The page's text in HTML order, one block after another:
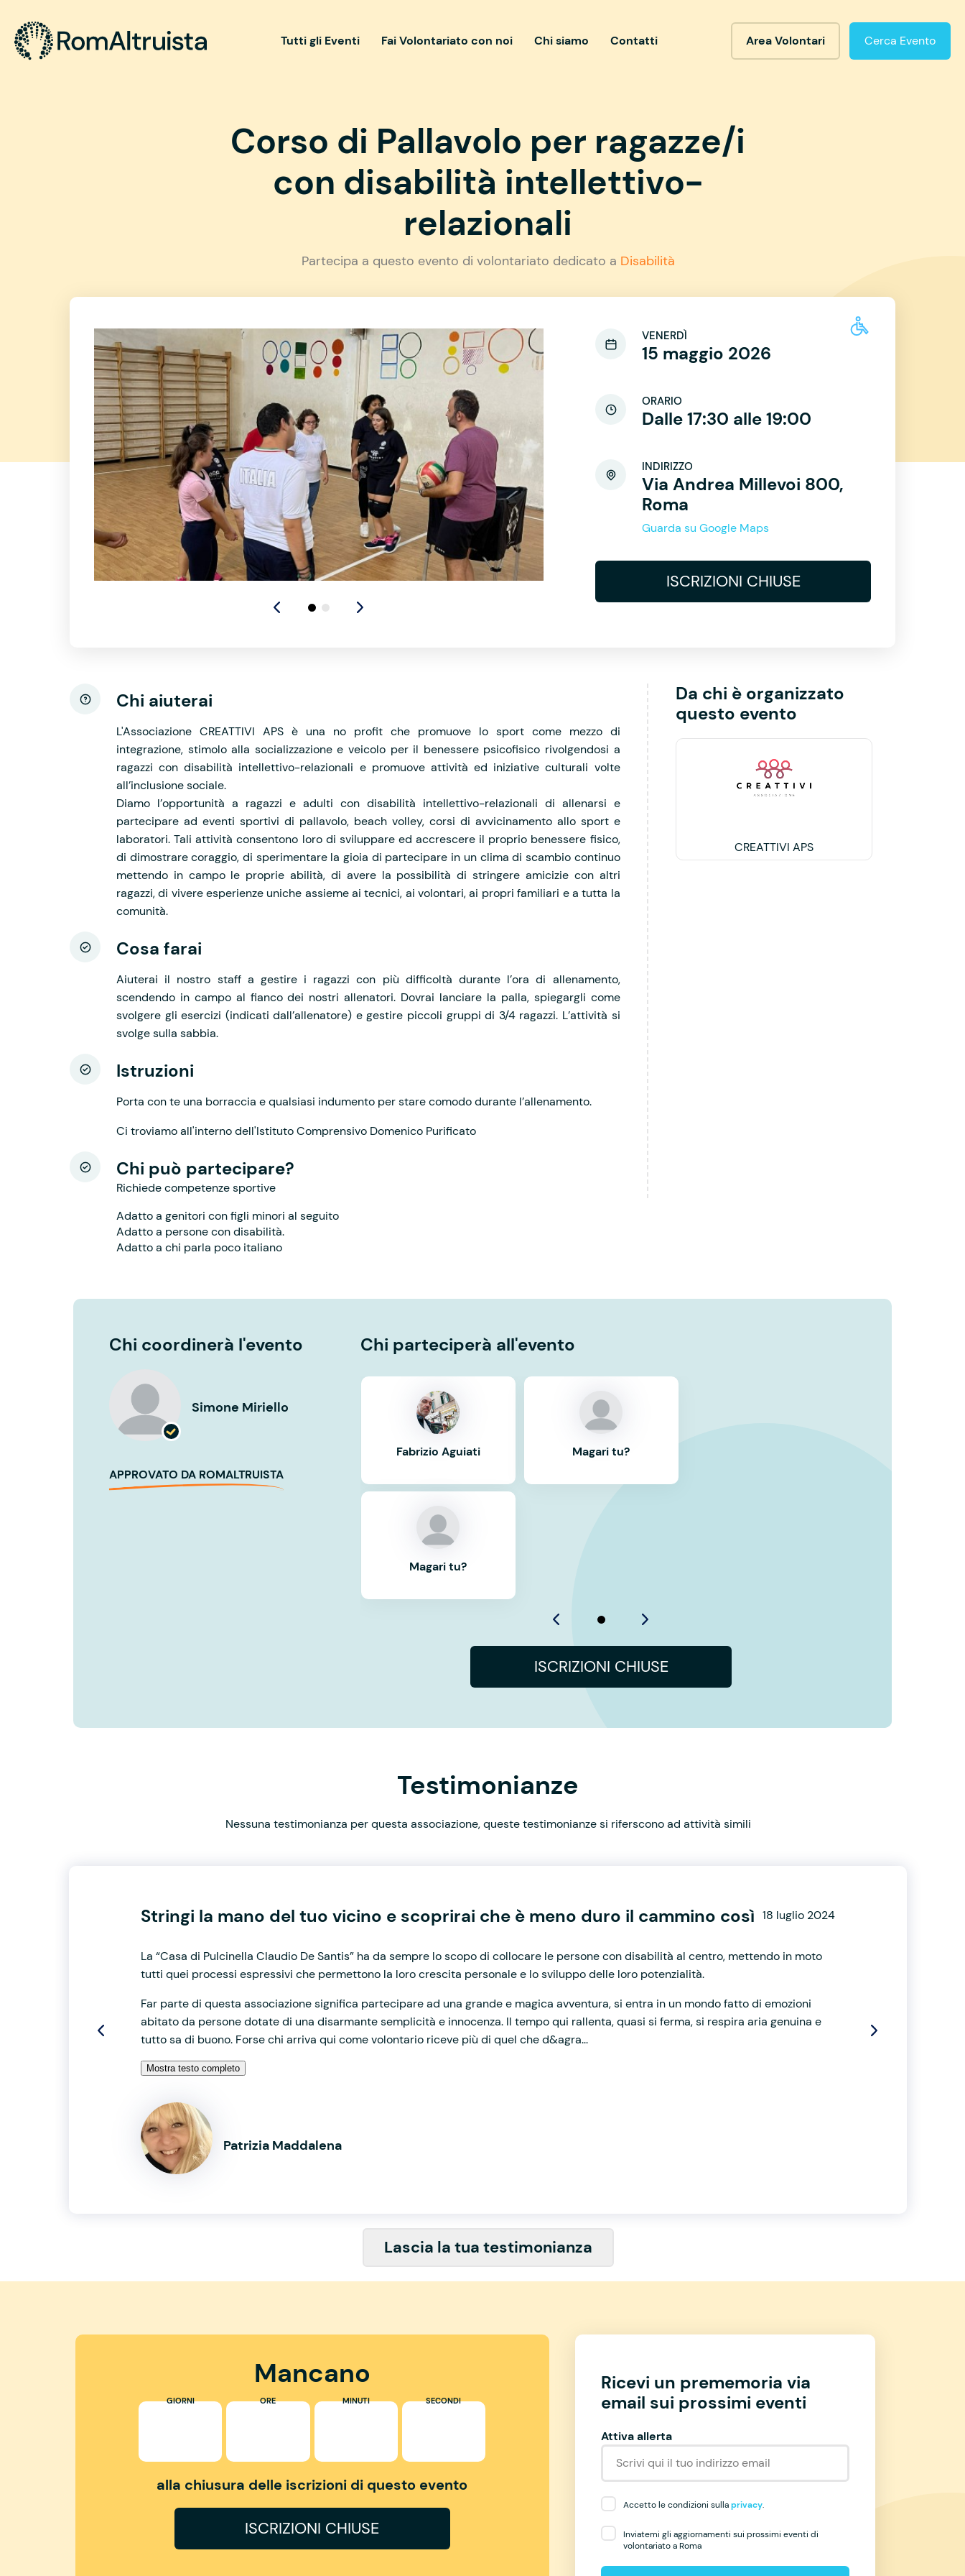
Tutti gli Eventi Fai Volontariato con noi Chi siamo Contatti Area Volontari Cerca Evento
Corso di Pallavolo per ragazze/i
con disabilità intellettivo-
relazionali
Partecipa a questo evento di volontariato dedicato a Disabilità
VENERDÌ
15 maggio 2026
ORARIO
Dalle 17:30 alle 19:00
INDIRIZZO
Via Andrea Millevoi 800,
Roma
Guarda su Google Maps
ISCRIZIONI CHIUSE
Chi aiuterai
L'Associazione CREATTIVI APS è una no profit che promuove lo sport come mezzo di
integrazione, stimolo alla socializzazione e veicolo per il benessere psicofisico rivolgendosi a
ragazzi con disabilità intellettivo-relazionali e promuove attività ed iniziative culturali volte
all’inclusione sociale.
Diamo l’opportunità a ragazzi e adulti con disabilità intellettivo-relazionali di allenarsi e
partecipare ad eventi sportivi di pallavolo, beach volley, corsi di avvicinamento allo sport e
laboratori. Tali attività consentono loro di sviluppare ed accrescere il proprio benessere fisico,
di dimostrare coraggio, di sperimentare la gioia di partecipare in un clima di scambio continuo
mettendo in campo le proprie abilità, di avere la possibilità di stringere amicizie con altri
ragazzi, di vivere esperienze uniche assieme ai tecnici, ai volontari, ai propri familiari e a tutta la
comunità.
Cosa farai
Aiuterai il nostro staff a gestire i ragazzi con più difficoltà durante l’ora di allenamento,
scendendo in campo al fianco dei nostri allenatori. Dovrai lanciare la palla, spiegargli come
svolgere gli esercizi (indicati dall’allenatore) e gestire piccoli gruppi di 3/4 ragazzi. L’attività si
svolge sulla sabbia.
Istruzioni
Porta con te una borraccia e qualsiasi indumento per stare comodo durante l’allenamento.
Ci troviamo all'interno dell'Istituto Comprensivo Domenico Purificato
Chi può partecipare?
Richiede competenze sportive
Adatto a genitori con figli minori al seguito
Adatto a persone con disabilità.
Adatto a chi parla poco italiano
Da chi è organizzato
questo evento
CREATTIVI APS
Chi coordinerà l'evento
Simone Miriello
APPROVATO DA ROMALTRUISTA
Chi parteciperà all'evento
Fabrizio Aguiati
Magari tu?
Magari tu?
ISCRIZIONI CHIUSE
Testimonianze
Nessuna testimonianza per questa associazione, queste testimonianze si riferscono ad attività simili
Stringi la mano del tuo vicino e scoprirai che è meno duro il cammino così 18 luglio 2024
La “Casa di Pulcinella Claudio De Santis” ha da sempre lo scopo di collocare le persone con disabilità al centro, mettendo in moto
tutti quei processi espressivi che permettono la loro crescita personale e lo sviluppo delle loro potenzialità.
Far parte di questa associazione significa partecipare ad una grande e magica avventura, si entra in un mondo fatto di emozioni
abitato da persone dotate di una disarmante semplicità e innocenza. Il tempo qui rallenta, quasi si ferma, si respira aria genuina e
tutto sa di buono. Forse chi arriva qui come volontario riceve più di quel che d&agra...
Mostra testo completo
Patrizia Maddalena
Lascia la tua testimonianza
Mancano
GIORNI ORE MINUTI SECONDI
alla chiusura delle iscrizioni di questo evento
ISCRIZIONI CHIUSE
Ricevi un prememoria via
email sui prossimi eventi
Attiva allerta
Accetto le condizioni sullaprivacy.
Inviatemi gli aggiornamenti sui prossimi eventi di
volontariato a Roma